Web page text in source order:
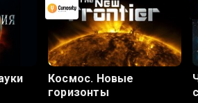
Космос. Новые
горизонты